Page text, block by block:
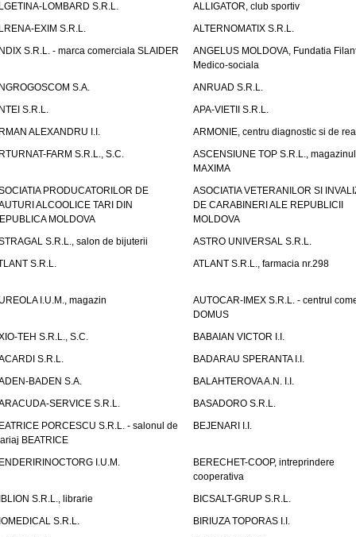
LOMBARD S.R.L.
ALLIGATOR, club sportiv
EXIM S.R.L.
ALTERNOMATIX S.R.L.
S.R.L. - marca comerciala SLAIDER
ANGELUS MOLDOVA, Fundatia
Medico-sociala
S.A.
ANRUAD S.R.L.
S.R.L.
APA-VIETII S.R.L.
ALEXANDRU I.I.
ARMONIE, centru diagnostic si de
FARM S.R.L., S.C.
ASCENSIUNE TOP S.R.L., magazinul
MAXIMA
PRODUCATORILOR DE
ALCOOLICE TARI DIN
MOLDOVA
ASOCIATIA VETERANILOR SI
DE CARABINERI ALE REPUBLICII
MOLDOVA
S.R.L., salon de bijuterii
ASTRO UNIVERSAL S.R.L.
S.R.L.
ATLANT S.R.L., farmacia nr.298
I.U.M., magazin
AUTOCAR-IMEX S.R.L. - centrul
DOMUS
TEH S.R.L., S.C.
BABAIAN VICTOR I.I.
S.R.L.
BADARAU SPERANTA I.I.
BADEN S.A.
BALAHTEROVA A.N. I.I.
SERVICE S.R.L.
BASADORO S.R.L.
PORCESCU S.R.L. - salonul de
BEATRICE
BEJENARI I.I.
I.U.M.
BERECHET-COOP, intreprindere
cooperativa
S.R.L., librarie
BICSALT-GRUP S.R.L.
S.R.L.
BIRIUZA TOPORAS I.I.